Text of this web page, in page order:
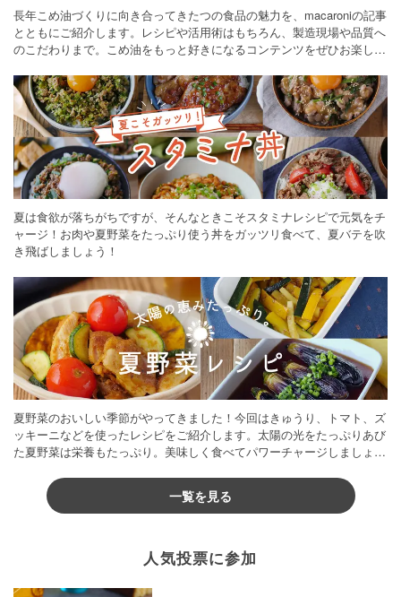
長年こめ油づくりに向き合ってきたつの食品の魅力を、macaroniの記事
とともにご紹介します。レシピや活用術はもちろん、製造現場や品質へ
のこだわりまで。こめ油をもっと好きになるコンテンツをぜひお楽しみ
夏は食欲が落ちがちですが、そんなときこそスタミナレシピで元気をチ
ャージ！お肉や夏野菜をたっぷり使う丼をガッツリ食べて、夏バテを吹
き飛ばしましょう！
夏野菜のおいしい季節がやってきました！今回はきゅうり、トマト、ズ
ッキーニなどを使ったレシピをご紹介します。太陽の光をたっぷりあび
た夏野菜は栄養もたっぷり。美味しく食べてパワーチャージしましょう
一覧を見る
人気投票に参加